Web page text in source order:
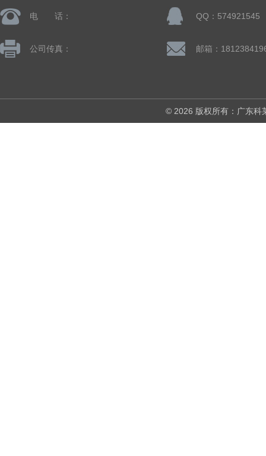
电 话： QQ：574921545
公司传真：
© 2026 版权所有：广东